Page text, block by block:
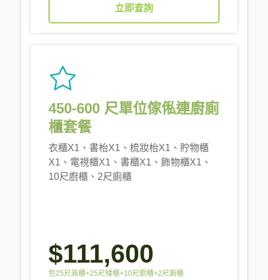
立即查詢
450-600 尺單位傢俬連廚廁
櫃套餐
衣櫃X1、書枱X1、梳妝枱X1、貯物櫃
X1、電視櫃X1、書櫃X1、飾物櫃X1、
10尺廚櫃、2尺廁櫃
$111,600
包25尺高櫃+25尺矮櫃+10尺廚櫃+2尺廁櫃